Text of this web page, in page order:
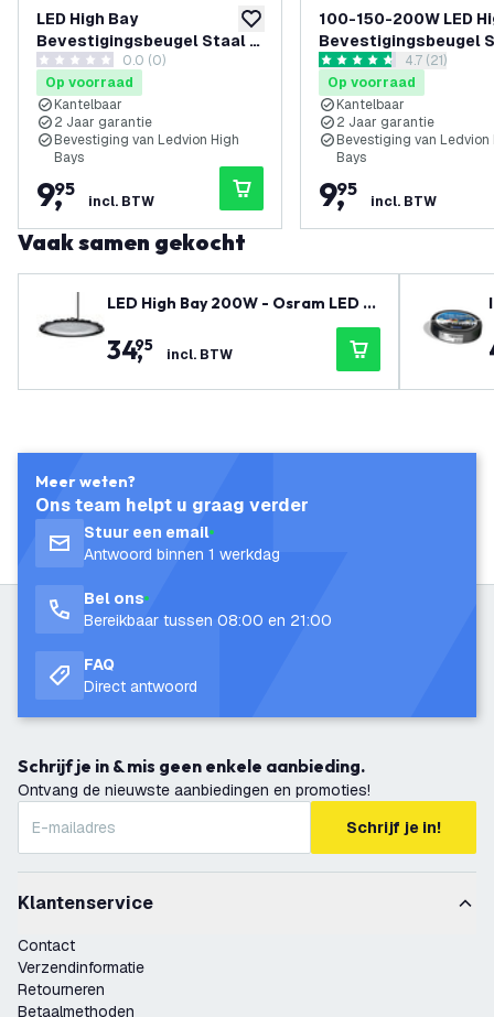
toevoegen aan verlanglijst
LED High Bay
Bevestigingsbeugel Staal -
Geschikt voor LV70067 t/m
LV70072
0 score sterren0.0 (0)
Op voorraad
Kantelbaar
2 Jaar garantie
Bevestiging van Ledvion High
Bays
9,
95
incl. BTW
100-150-200W LED
Bevestigingsbeugel
Geschikt voor
LV70009
reviews
4.7 score sterren4.7 (21)
Op voorraad
Kantelbaar
2 Jaar garantie
Bevestiging van Ledvion
Bays
9,
95
incl. BTW
Vaak samen gekocht
LED High Bay 200W - Osram LED C
hips - 90° - 110 Lm/W - 6500K - IP6
5 - 2 Jaar Garantie
34,
95 incl. BTW
Meer weten?
Ons team helpt u graag verder
Stuur een email
Antwoord binnen 1 werkdag
Bel ons
Bereikbaar tussen 08:00 en 21:00
FAQ
Direct antwoord
Schrijf je in & mis geen enkele aanbieding.
Ontvang de nieuwste aanbiedingen en promoties!
Schrijf je in!
Klantenservice
Contact
Verzendinformatie
Retourneren
Betaalmethoden